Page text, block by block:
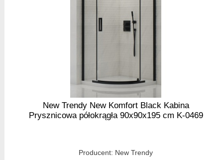
New Trendy New Komfort Black Kabina
Prysznicowa półokrągła 90x90x195 cm K-0469
Producent: New Trendy